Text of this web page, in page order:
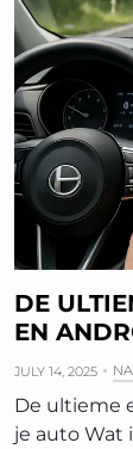
DE
EN
JULY 14, 2025
De ultieme
je auto Wat